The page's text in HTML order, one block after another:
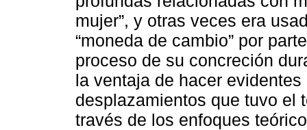
mujer”, y otras veces era
“moneda de cambio” por
proceso de su concreción
la ventaja de hacer
desplazamientos que tuvo el
través de los enfoques